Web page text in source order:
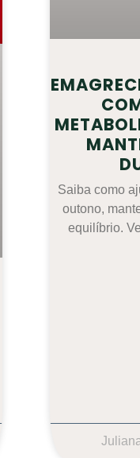
Saiba como
outono,
equilíbrio.